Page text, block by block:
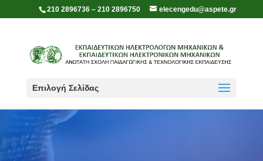
210 2896736 – 210 2896750 elecengedu@aspete.gr
Επιλογή Σελίδας